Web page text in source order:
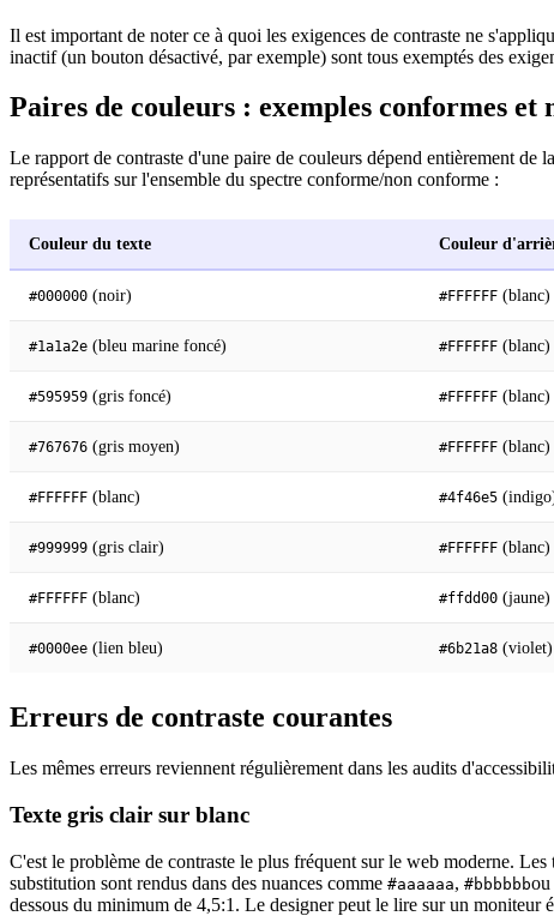
Il est important de noter ce à quoi les exigences de contraste ne
inactif (un bouton désactivé, par exemple) sont tous exemptés des
Paires de couleurs : exemples conformes et
Le rapport de contraste d'une paire de couleurs dépend entièrement
représentatifs sur l'ensemble du spectre conforme/non conforme :
Couleur du texte Couleur
#000000 (noir) #FFFFFF (blanc)
#1a1a2e (bleu marine foncé) #FFFFFF (blanc)
#595959 (gris foncé) #FFFFFF (blanc)
#767676 (gris moyen) #FFFFFF (blanc)
#FFFFFF (blanc) #4f46e5
#999999 (gris clair) #FFFFFF (blanc)
#FFFFFF (blanc) #ffdd00 (jaune)
#0000ee (lien bleu) #6b21a8 (violet)
Erreurs de contraste courantes
Les mêmes erreurs reviennent régulièrement dans les audits
Texte gris clair sur blanc
C'est le problème de contraste le plus fréquent sur le web moderne.
substitution sont rendus dans des nuances comme #aaaaaa, #bbbbbbou
dessous du minimum de 4,5:1. Le designer peut le lire sur un